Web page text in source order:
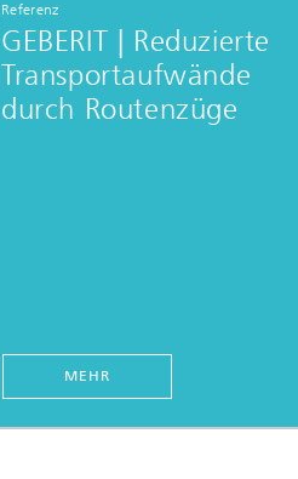
Referenz
GEBERIT | Reduzierte
Transportaufwände
durch Routenzüge
MEHR